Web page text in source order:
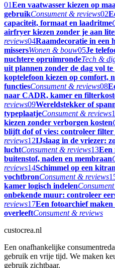
01Een vaatwasser kiezen op
gebruikConsument & reviews02
capaciteit, formaat en laadritme
airfryer kiezen zonder je aan
reviews04Raamdecoratie in een
missersWonen & bouw05Je
nuchtere opruimrondeTech &
uit plannen zonder de dag vol
koptelefoon kiezen op comfort,
functiesConsument & reviews08
naar CADR, kamer en
reviews09Wereldstekker of
typeplaatjeConsument & reviews
kiezen zonder verborgen kosten
blijft dof of vies: controleer filter
reviews12IJslaag in de vriezer:
luchtConsument & reviews13Een
buitenstof, naden en membraan
reviews14Schimmel op een
vochtbronConsument & reviews
kamer logisch indelen
onbekende muur: controleer
reviews17Een fotoarchief
overleeftConsument & reviews
custocrea.nl
Een onafhankelijke
gebruik en vrije tijd. We maken
gebruik zichtbaar.